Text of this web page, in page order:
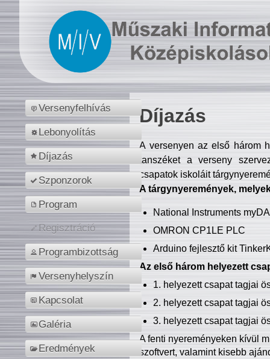
Versenyfelhívás
Lebonyolítás
Díjazás
Szponzorok
Program
Regisztráció
Programbizottság
Versenyhelyszín
Kapcsolat
Galéria
Eredmények
Díjazás
A versenyen az első három
tanszéket a verseny
csapatok iskoláit
A tárgynyeremények,
National Instruments
OMRON CP1LE PLC
Arduino fejlesztő kit
Az első három helyezett
1. helyezett csapat tagjai
2. helyezett csapat tagjai
3. helyezett csapat tagjai
A fenti nyereményeken kívül
szoftvert, valamint kisebb